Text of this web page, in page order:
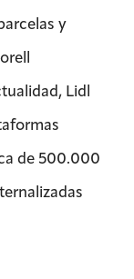
y
Lidl
de 500.000